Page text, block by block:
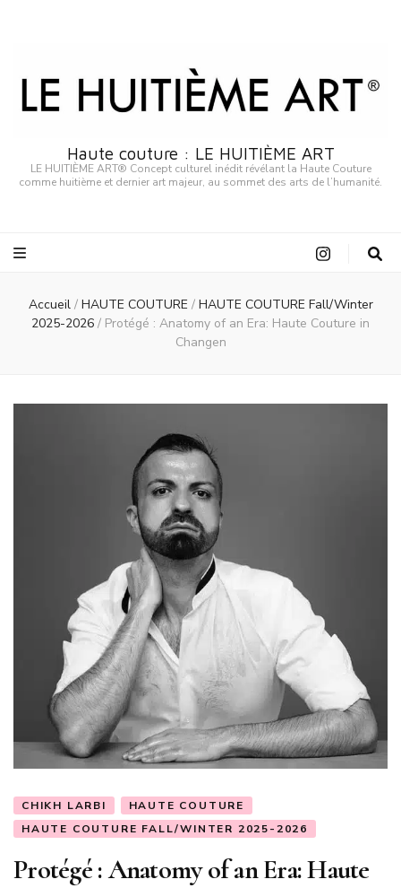
Haute couture : LE HUITIÈME ART
LE HUITIÈME ART® Concept culturel inédit révélant la Haute Couture
comme huitième et dernier art majeur, au sommet des arts de l’humanité.
Accueil / HAUTE COUTURE / HAUTE COUTURE Fall/Winter
2025-2026 / Protégé : Anatomy of an Era: Haute Couture in
Changen
CHIKH LARBI
HAUTE COUTURE
HAUTE COUTURE FALL/WINTER 2025-2026
Protégé : Anatomy of an Era: Haute